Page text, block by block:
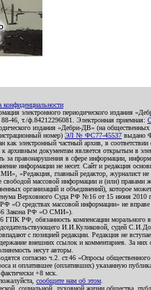
конфиденциальности
электронного периодического
46, т./ф.84212296081. Электронная приемная:
издания «Дебри-ДВ» (на
номер) ЭЛ № ФС77-45537 выдано
электронный частный архив, в соответствии
архивным документам является открытым в
за правонарушения в сфере информации,
информации не несет. Сайт и редакция
«Редакция, главный редактор, журналист не
свободой массовой информации и (или)
организаций и объединений), которое
Верховного Суда РФ №16 от 15 июня 2010
«О средствах массовой информации» не
Закона РФ «О СМИ»).
ГПК РФ, обязанность компенсации морального
И.И.Куликовой, судей
с позицией редакции. Редакция не
внешних ссылок и комментариев. За
несут авторы.
согласно ч.2. ст.46 «Опросы
и оплатившее (оплативших) указанную
+8 мск.
сообщите нам об этом
социальной, духовной жизни общества,